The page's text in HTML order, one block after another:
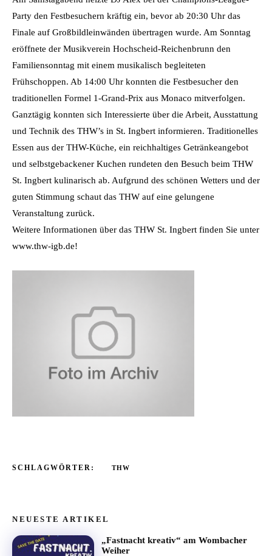
Party den Festbesuchern kräftig ein, bevor ab 20:30 Uhr das
Finale auf Großbildleinwänden übertragen wurde. Am Sonntag
eröffnete der Musikverein Hochscheid-Reichenbrunn den
Familiensonntag mit einem musikalisch begleiteten
Frühschoppen. Ab 14:00 Uhr konnten die Festbesucher den
traditionellen Formel 1-Grand-Prix aus Monaco mitverfolgen.
Ganztägig konnten sich Interessierte über die Arbeit, Ausstattung
und Technik des THW’s in St. Ingbert informieren. Traditionelles
Essen aus der THW-Küche, ein reichhaltiges Getränkeangebot
und selbstgebackener Kuchen rundeten den Besuch beim THW
St. Ingbert kulinarisch ab. Aufgrund des schönen Wetters und der
guten Stimmung schaut das THW auf eine gelungene
Veranstaltung zurück.
Weitere Informationen über das THW St. Ingbert finden Sie unter
www.thw-igb.de!
SCHLAGWÖRTER: THW
NEUESTE ARTIKEL
„Fastnacht kreativ“ am Wombacher
Weiher